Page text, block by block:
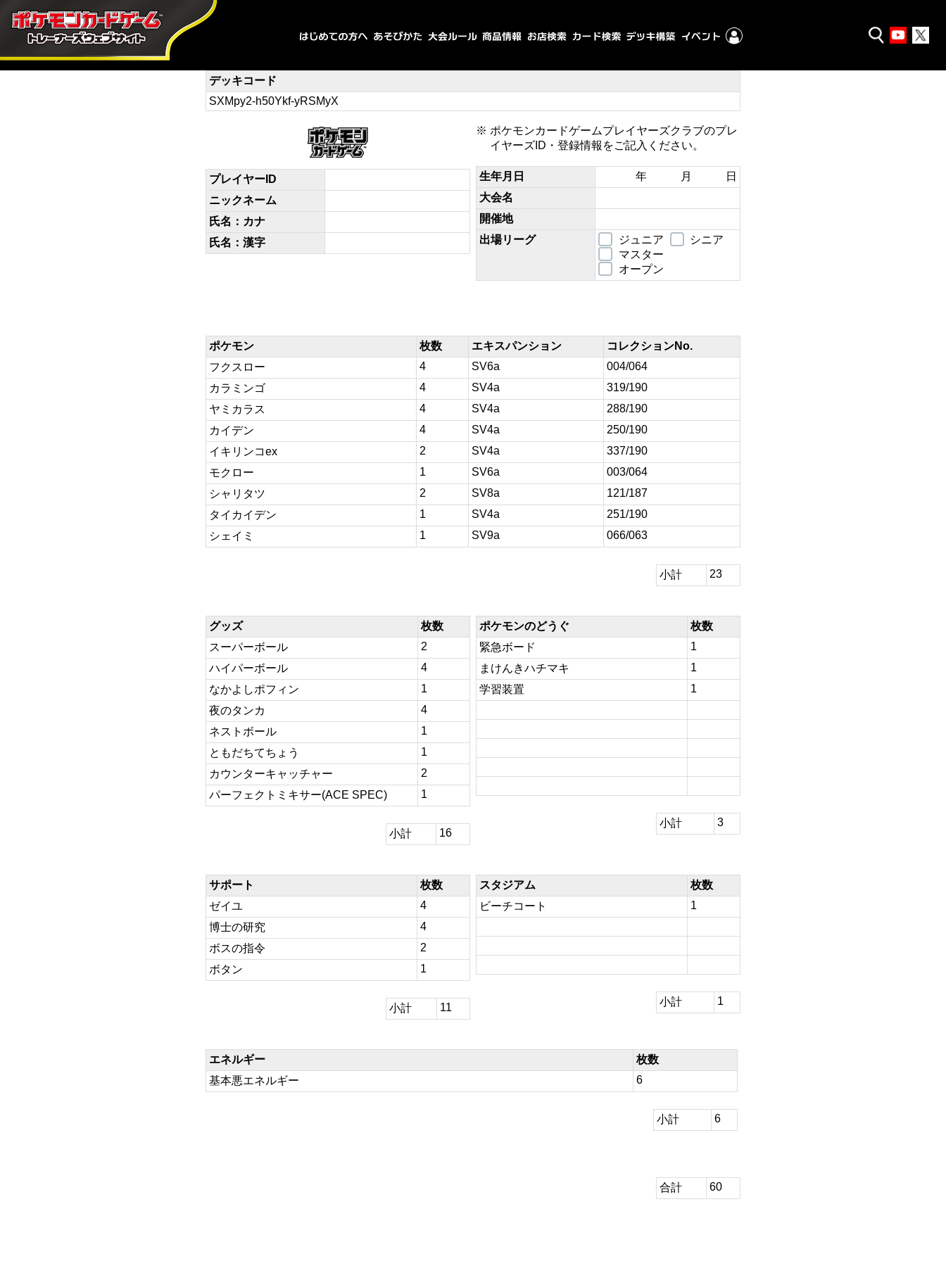
デッキコード
SXMpy2-h50Ykf-yRSMyX
プレイヤーID
ニックネーム
氏名：カナ
氏名：漢字
ポケモンカードゲームプレイヤーズクラブのプレ
イヤーズID・登録情報をご記入ください。
生年月日
年 月 日
大会名
開催地
出場リーグ
ジュニア
シニア
マスター
オープン
ポケモン 枚数 エキスパンション
コレクションNo.
フクスロー
4 SV6a
004/064
カラミンゴ
4 SV4a
319/190
ヤミカラス
4 SV4a
288/190
カイデン
4 SV4a
250/190
イキリンコex
2 SV4a
337/190
モクロー
1 SV6a
003/064
シャリタツ
2 SV8a
121/187
タイカイデン
1 SV4a
251/190
シェイミ
1 SV9a 066/063
小計 23
グッズ
枚数
スーパーボール
2
ハイパーボール
4
なかよしポフィン
1
夜のタンカ
4
ネストボール
1
ともだちてちょう
1
カウンターキャッチャー
2
パーフェクトミキサー(ACE SPEC)
1
小計 16
ポケモンのどうぐ
枚数
緊急ボード
1
まけんきハチマキ
1
学習装置
1
小計 3
サポート
枚数
ゼイユ
4
博士の研究
4
ボスの指令
2
ボタン
1
小計 11
スタジアム
枚数
ビーチコート
1
小計 1
エネルギー
枚数
基本悪エネルギー
6
小計 6
合計 60